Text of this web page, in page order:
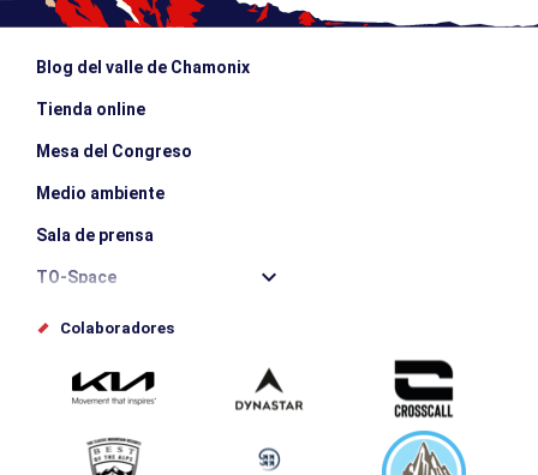
Blog del valle de Chamonix
Tienda online
Mesa del Congreso
Medio ambiente
Sala de prensa
TO-Space
Offices de tourisme
Envíe su evento
Service groupes et séminaires
Colaboradores